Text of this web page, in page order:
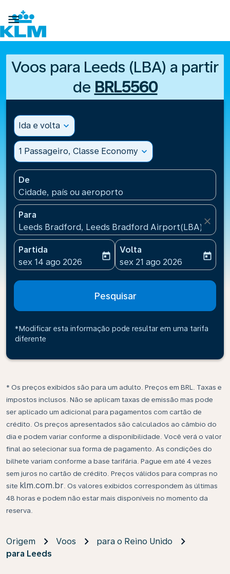

Voos para Leeds (LBA) a partir
de BRL5560
Ida e volta expand_more
1 Passageiro, Classe Economy expand_more
De
Cidade, país ou aeroporto
Para
Leeds Bradford, Leeds Bradford Airport(LBA),
close
Partida
fc-booking-departure-date-aria-label
sex 14 ago 2026
today
Volta
fc-booking-return-date-
sex 21 ago 2026
today
Pesquisar
*Modificar esta informação pode resultar em uma tarifa
diferente
* Os preços exibidos são para um adulto. Preços em BRL. Taxas e
impostos inclusos. Não se aplicam taxas de emissão mas pode
ser aplicado um adicional para pagamentos com cartão de
crédito. Os preços apresentados são calculados ao câmbio do
dia e podem variar conforme a disponibilidade. Você verá o valor
final ao selecionar sua forma de pagamento. As condições do
bilhete variam conforme a base tarifária. Pague em até 4 vezes
sem juros no cartão de crédito. Preços válidos para compras no
site klm.com.br . Os valores exibidos correspondem às últimas
48 horas e podem não estar mais disponíveis no momento da
reserva.
Origem Voos
para o Reino Unido
para Leeds